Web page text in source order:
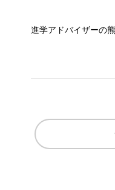
進学アドバイザーの